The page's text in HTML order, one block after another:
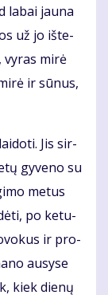
la­bai jau­na
už jo iš­te­
vy­ras mi­rė
ir sū­nus,
Jis sir­
gy­ve­no su
me­tus
po ke­tu­
ir pro­
au­sy­se
kiek die­nų